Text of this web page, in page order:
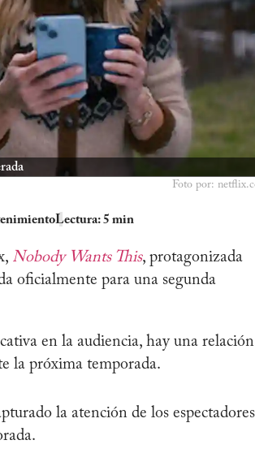
Foto por:
Lectura: 5 min
Nobody Wants This, protagonizada
oficialmente para una segunda
en la audiencia, hay una relación
la próxima temporada.
la atención de los